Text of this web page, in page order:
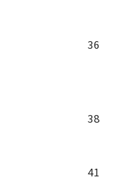
36
38
41